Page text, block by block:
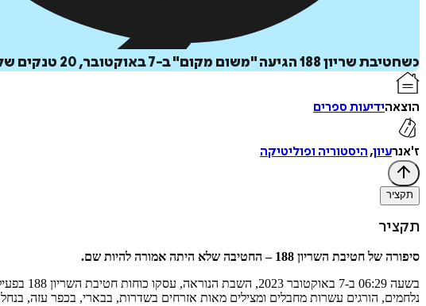
הוספה
כשחטיבת שריון 188 הגיעה "משום מקום" ב-7 באוקטובר, 20 טנקים שלא היו אמורים להיות שם הפכו לקו ההגנה האחרון שהציל מאות אזרחים בעוטף עזה.
הוצאהידיעות ספרים
ז'אנרעיון, היסטוריה ופוליטיקה
תקציר
תקציר
סיפורה של חטיבת השריון 188 – החטיבה שלא היתה אמורה להיות שם.
נלחמים, הורגים עשרות מחבלים ומצילים מאות אזרחים בשדרות, בבארי, בכפר עזה, בנחל